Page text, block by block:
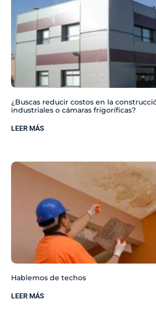
¿Buscas reducir costos en la
industriales o cámaras frigoríficas?
LEER MÁS
Hablemos de techos
LEER MÁS